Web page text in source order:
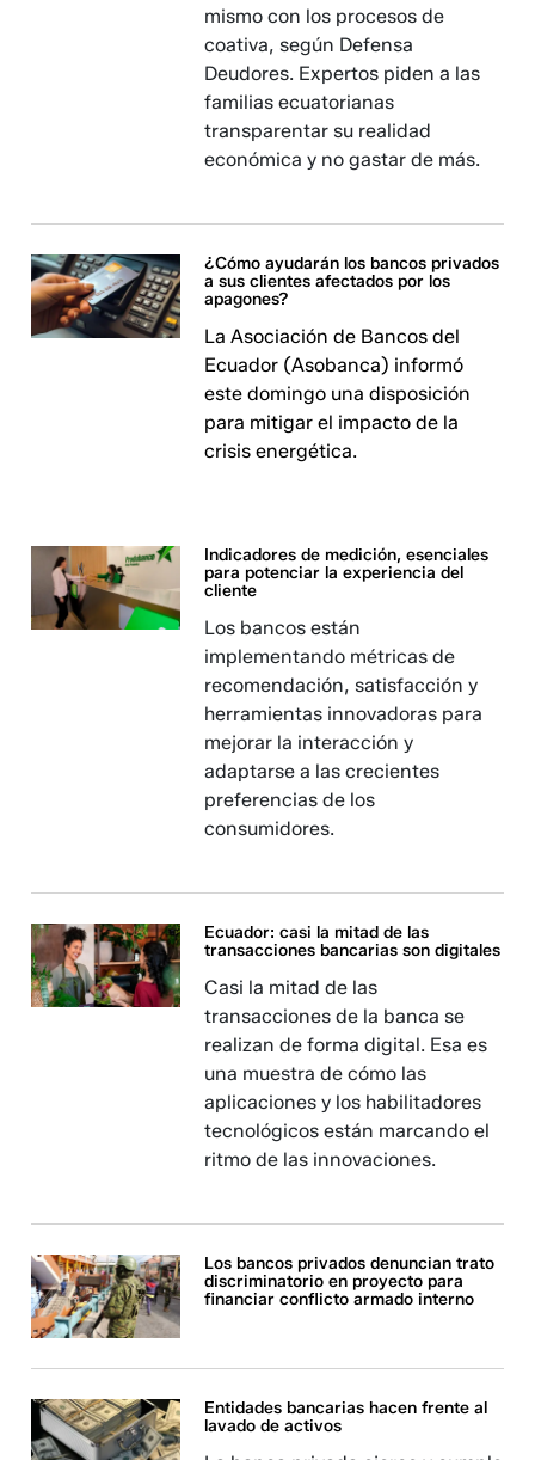
mismo con los procesos de
coativa, según Defensa
Deudores. Expertos piden a las
familias ecuatorianas
transparentar su realidad
económica y no gastar de más.
¿Cómo ayudarán los bancos privados
a sus clientes afectados por los
apagones?
La Asociación de Bancos del
Ecuador (Asobanca) informó
este domingo una disposición
para mitigar el impacto de la
crisis energética.
Indicadores de medición, esenciales
para potenciar la experiencia del
cliente
Los bancos están
implementando métricas de
recomendación, satisfacción y
herramientas innovadoras para
mejorar la interacción y
adaptarse a las crecientes
preferencias de los
consumidores.
Ecuador: casi la mitad de las
transacciones bancarias son digitales
Casi la mitad de las
transacciones de la banca se
realizan de forma digital. Esa es
una muestra de cómo las
aplicaciones y los habilitadores
tecnológicos están marcando el
ritmo de las innovaciones.
Los bancos privados denuncian trato
discriminatorio en proyecto para
financiar conflicto armado interno
Entidades bancarias hacen frente al
lavado de activos